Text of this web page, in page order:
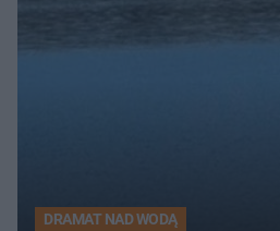
DRAMAT NAD WODĄ